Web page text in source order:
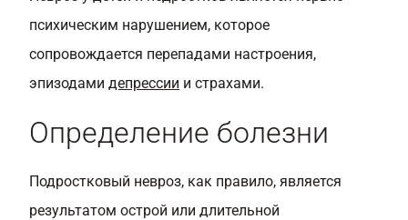
психическим нарушением, которое
сопровождается перепадами настроения,
эпизодами депрессии и страхами.
Определение болезни
Подростковый невроз, как правило, является
результатом острой или длительной